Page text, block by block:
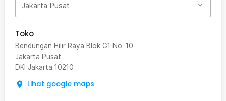
Jakarta Pusat
Toko
Bendungan Hilir Raya Blok G1 No. 10
Jakarta Pusat
DKI Jakarta 10210
Lihat google maps